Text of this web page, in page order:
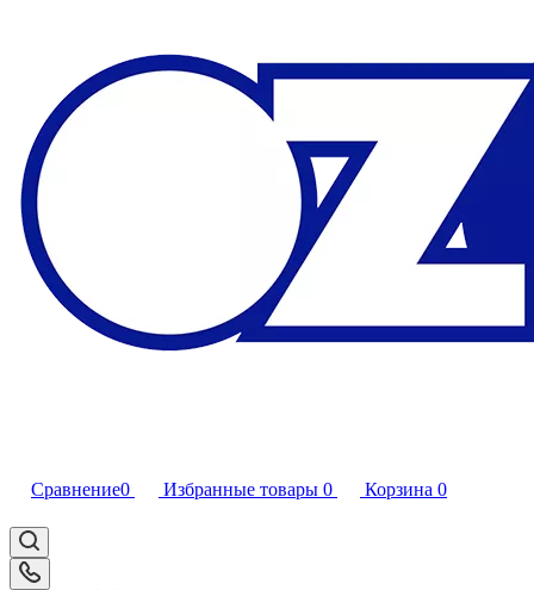
Сравнение0 Избранные товары 0 Корзина 0